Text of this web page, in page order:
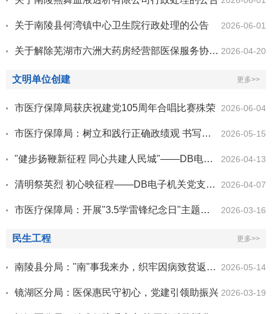
关于南陵县何湾镇中心卫生院行政处理的公告 2026-06-01
关于解除芜湖市六洲大药房经营部医保服务协议的公告 2026-04-20
文明单位创建 更多>>
市医疗保障局获庆祝建党105周年合唱比赛殊荣 2026-06-04
市医疗保障局：树立和践行正确政绩观 书写医疗保障青春华章 2026-05-15
"健步扬鞭新征程 同心共建人民城"——DB电子参加市直机关第十届职工健步行活动 2026-04-13
清明祭英烈 初心映征程——DB电子机关党支部联合开展清明祭扫主题党日活动 2026-04-07
市医疗保障局：开展"3.5学雷锋纪念日"主题党日活动 2026-03-16
民生工程 更多>>
南陵县分局："南"事我来办，织牢因病致贫返贫"保障网" 2026-05-14
镜湖区分局：医保惠民守初心，党建引领助振兴 2026-03-19